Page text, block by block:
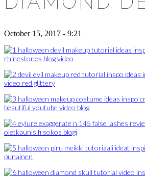
October 15, 2017 - 9:21